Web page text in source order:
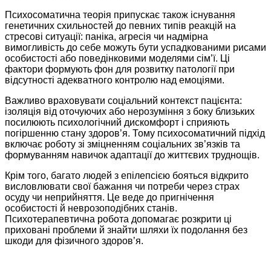
Психосоматична теорія припускає також існування
генетичних схильностей до певних типів реакцій на
стресові ситуації: паніка, агресія чи надмірна
вимогливість до себе можуть бути успадкованими рисами
особистості або поведінковими моделями сім’ї. Ці
фактори формують фон для розвитку патології при
відсутності адекватного контролю над емоціями.
Важливо враховувати соціальний контекст пацієнта:
ізоляція від оточуючих або нерозуміння з боку близьких
посилюють психологічний дискомфорт і сприяють
погіршенню стану здоров’я. Тому психосоматичний підхід
включає роботу зі зміцненням соціальних зв’язків та
формуванням навичок адаптації до життєвих труднощів.
Крім того, багато людей з епілепсією бояться відкрито
висловлювати свої бажання чи потреби через страх
осуду чи неприйняття. Це веде до пригнічення
особистості й неврозоподібних станів.
Психотерапевтична робота допомагає розкрити ці
приховані проблеми й знайти шляхи їх подолання без
шкоди для фізичного здоров’я.